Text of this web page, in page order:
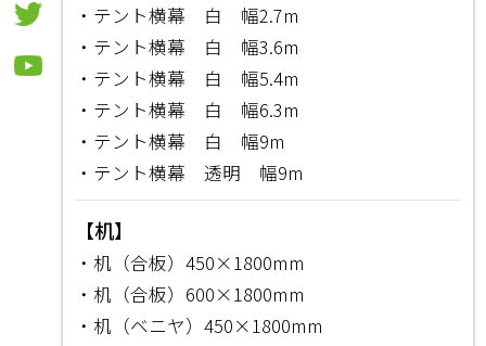
・テント横幕 白 幅2.7m
・テント横幕 白 幅3.6m
・テント横幕 白 幅5.4m
・テント横幕 白 幅6.3m
・テント横幕 白 幅9m
・テント横幕 透明 幅9m
【机】
・机（合板）450×1800mm
・机（合板）600×1800mm
・机（ベニヤ）450×1800mm